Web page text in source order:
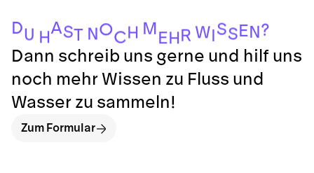
DU H
AST N OC H M
EH R W SS E N ?
Dann schreib uns gerne und hilf uns
noch mehr Wissen zu Fluss und
Wasser zu sammeln!
Zum Formular